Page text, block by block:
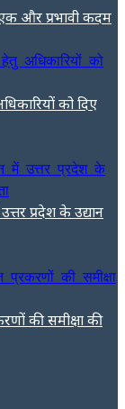
और प्रभावी कदम
को दिए
प्रदेश के उद्यान
की समीक्षा की